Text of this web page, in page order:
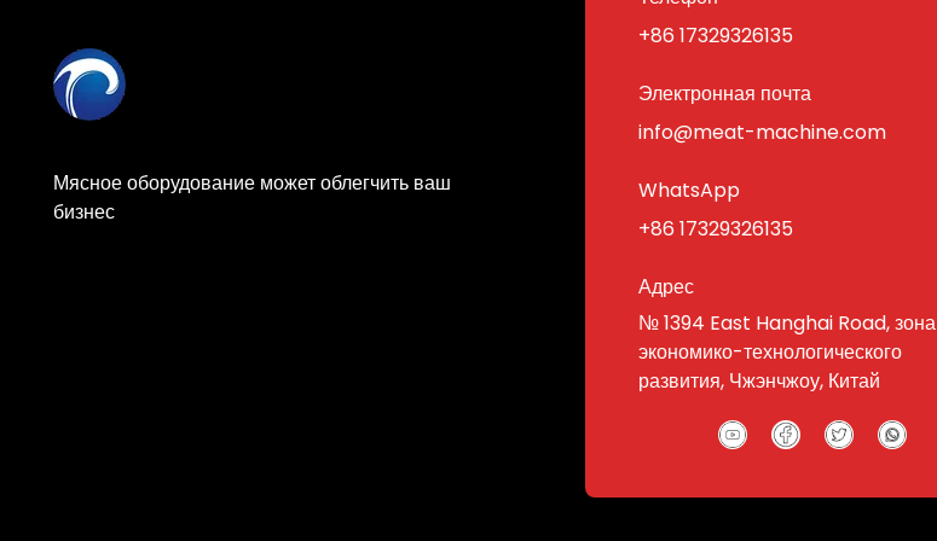
Мясное оборудование может облегчить ваш
бизнес
+86 17329326135
Электронная почта
info@meat-machine.com
WhatsApp
+86 17329326135
Адрес
№ 1394 East Hanghai Road, зона
экономико-технологического
развития, Чжэнчжоу, Китай